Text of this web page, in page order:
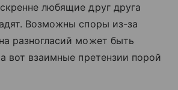
любящие друг друга
Возможны споры из-за
разногласий может быть
вот взаимные претензии порой